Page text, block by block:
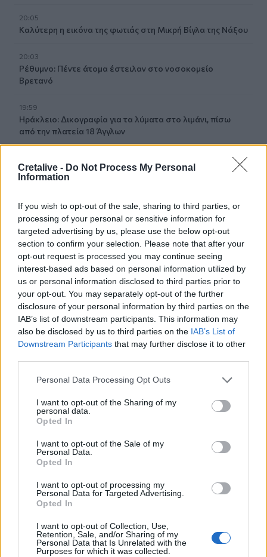
Cretalive - Do Not Process My Personal
Information
If you wish to opt-out of the sale, sharing to third parties, or
processing of your personal or sensitive information for
targeted advertising by us, please use the below opt-out
section to confirm your selection. Please note that after your
opt-out request is processed you may continue seeing
interest-based ads based on personal information utilized by
us or personal information disclosed to third parties prior to
your opt-out. You may separately opt-out of the further
disclosure of your personal information by third parties on the
IAB’s list of downstream participants. This information may
also be disclosed by us to third parties on the IAB’s List of
Downstream Participants that may further disclose it to other
Personal Data Processing Opt Outs
I want to opt-out of the Sharing of my
personal data.
Opted In
I want to opt-out of the Sale of my
Personal Data.
Opted In
I want to opt-out of processing my
Personal Data for Targeted Advertising.
Opted In
I want to opt-out of Collection, Use,
Retention, Sale, and/or Sharing of my
Personal Data that Is Unrelated with the
Purposes for which it was collected.
20:05
Καλύτερη η εικόνα της φωτιάς στη Μικρή Βίγλα της Νάξου
20:03
Ρέθυμνο: Πέντε άτομα έστειλαν στο νοσοκομείο
Βρετανό
19:59
Ηράκλειο: Δικογραφία για τα λύματα στο λιμάνι, πίσω
από την πλατεία 18 Άγγλων
Εξαρθρώθηκε ομάδα που διακινούσε ναρκωτικά στην
Αθήνα και στην περιοχή της Πανεπιστημιούπολης
19:33
Στέγνωσαν οι βρύσες σε Μαραθίτη και Βασιλειές
19:23
Τραγωδία στην Πάρο: Πνίγηκε 4χρονος σε πισίνα beach
bar
19:15
Συνελήφθη 49χρονος, βασικό μέλος της εγκληματικής
οργάνωσης του «Έντικ»
19:13
καλοκαιρινές του εκθέσεις
19:04
Καύσωνας και καρδιοπαθείς: Οδηγός προστασίας από
18:59
Μπρουτζάκης από την «Ελπίδα»
ΠΕΡΙΣΣΟΤΕΡΑ